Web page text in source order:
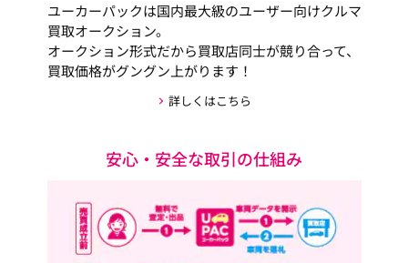
ユーカーパックは国内最大級のユーザー向けクルマ
買取オークション。
オークション形式だから買取店同士が競り合って、
買取価格がグングン上がります！
詳しくはこちら
安心・安全な取引の仕組み